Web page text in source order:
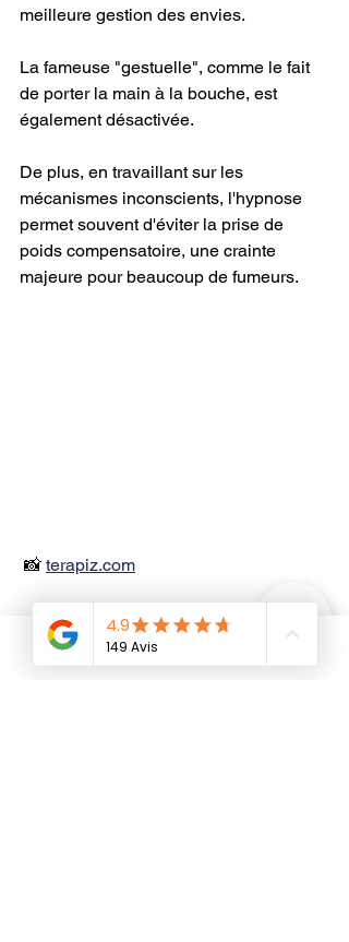
meilleure gestion des envies.
La fameuse "gestuelle", comme le fait
de porter la main à la bouche, est
également désactivée.
De plus, en travaillant sur les
mécanismes inconscients, l'hypnose
permet souvent d'éviter la prise de
poids compensatoire, une crainte
majeure pour beaucoup de fumeurs.
📸 terapiz.com
Conclusion : l'hypnose,